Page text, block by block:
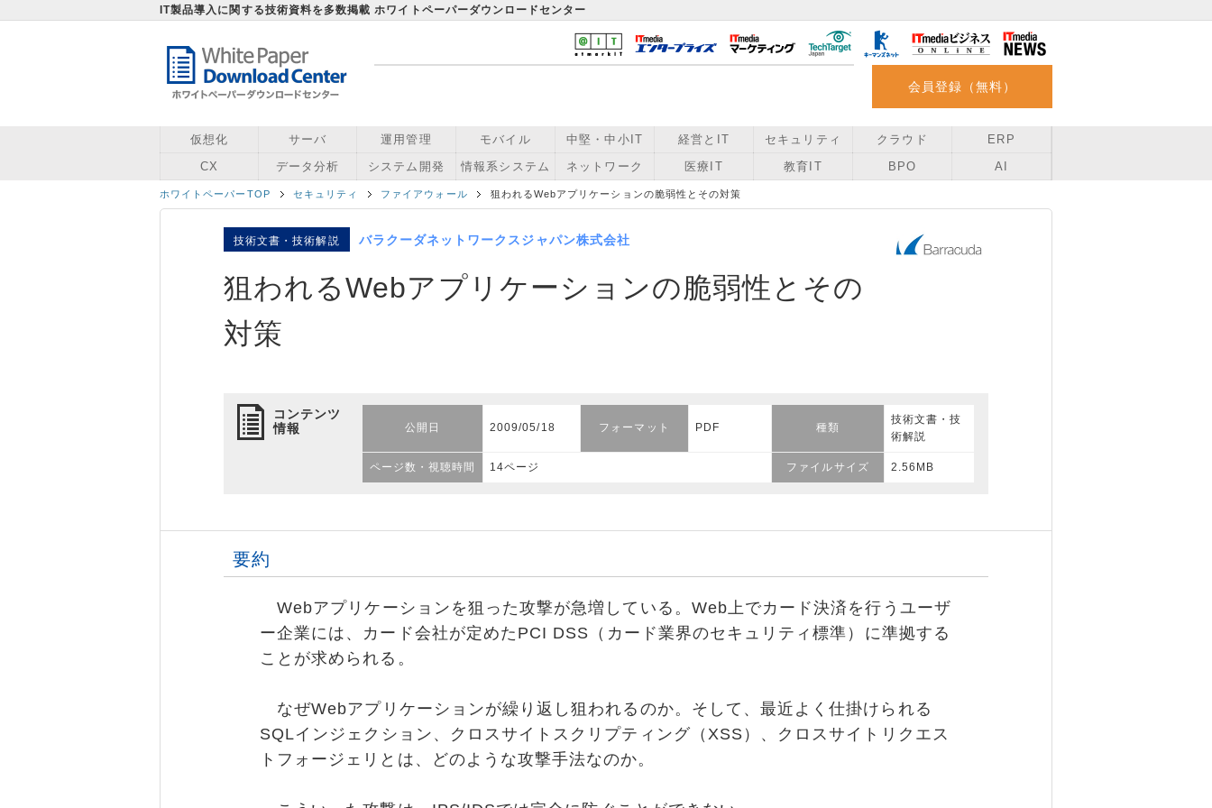
IT製品導入に関する技術資料を多数掲載 ホワイトペーパーダウンロードセンター
会員登録（無料）
仮想化 サーバ 運用管理 モバイル 中堅・中小IT 経営とIT セキュリティ クラウド
ERP
CX
データ分析 システム開発 情報系システム ネットワーク 医療IT 教育IT BPO AI
ホワイトペーパーTOP セキュリティ ファイアウォール 狙われるWebアプリケーションの脆弱性とその対策
技術文書・技術解説 バラクーダネットワークスジャパン株式会社
狙われるWebアプリケーションの脆弱性とその
対策
コンテンツ
情報
公開日 2009/05/18 フォーマット PDF 種類
技術文書・技
術解説
ページ数・視聴時間 14ページ ファイルサイズ 2.56MB
要約
Webアプリケーションを狙った攻撃が急増している。Web上でカード決済を行うユーザ
ー企業には、カード会社が定めたPCI DSS（カード業界のセキュリティ標準）に準拠する
ことが求められる。
なぜWebアプリケーションが繰り返し狙われるのか。そして、最近よく仕掛けられる
SQLインジェクション、クロスサイトスクリプティング（XSS）、クロスサイトリクエス
トフォージェリとは、どのような攻撃手法なのか。